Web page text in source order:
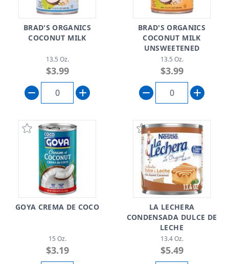
BRAD'S ORGANICS
COCONUT MILK
13.5 Oz.
$3.99
BRAD'S ORGANICS
COCONUT MILK
UNSWEETENED
13.5 Oz.
$3.99
GOYA CREMA DE COCO
15 Oz.
$3.19
LA LECHERA
CONDENSADA DULCE DE
LECHE
13.4 Oz.
$5.49